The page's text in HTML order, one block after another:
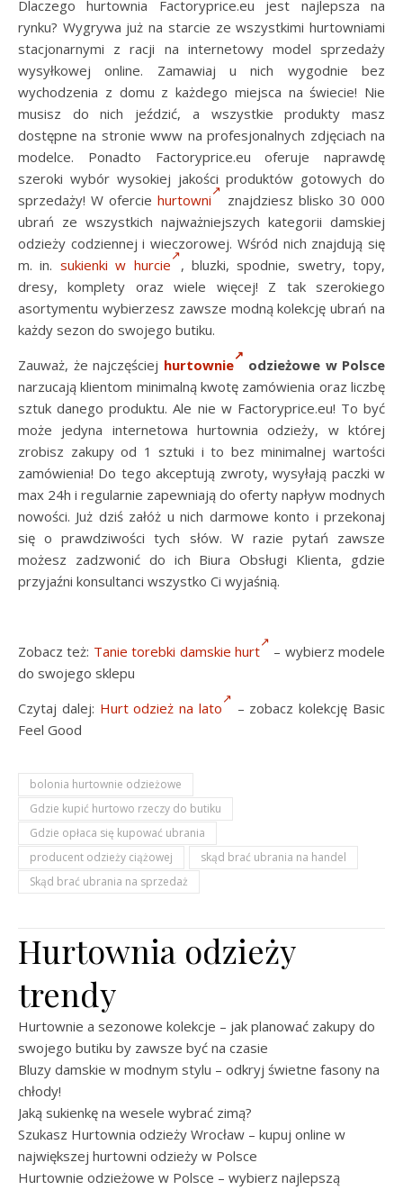
Dlaczego hurtownia Factoryprice.eu jest najlepsza na
rynku? Wygrywa już na starcie ze wszystkimi hurtowniami
stacjonarnymi z racji na internetowy model sprzedaży
wysyłkowej online. Zamawiaj u nich wygodnie bez
wychodzenia z domu z każdego miejsca na świecie! Nie
musisz do nich jeździć, a wszystkie produkty masz
dostępne na stronie www na profesjonalnych zdjęciach na
modelce. Ponadto Factoryprice.eu oferuje naprawdę
szeroki wybór wysokiej jakości produktów gotowych do
sprzedaży! W oferciehurtowni
znajdziesz blisko 30 000
ubrań ze wszystkich najważniejszych kategorii damskiej
odzieży codziennej i wieczorowej. Wśród nich znajdują się
m. in. sukienki w hurcie
, bluzki, spodnie, swetry, topy,
dresy, komplety oraz wiele więcej! Z tak szerokiego
asortymentu wybierzesz zawsze modną kolekcję ubrań na
każdy sezon do swojego butiku.
Zauważ, że najczęściej hurtownie
odzieżowe w Polsce
narzucają klientom minimalną kwotę zamówienia oraz liczbę
sztuk danego produktu. Ale nie w Factoryprice.eu! To być
może jedyna internetowa hurtownia odzieży, w której
zrobisz zakupy od 1 sztuki i to bez minimalnej wartości
zamówienia! Do tego akceptują zwroty, wysyłają paczki w
max 24h i regularnie zapewniają do oferty napływ modnych
nowości. Już dziś załóż u nich darmowe konto i przekonaj
się o prawdziwości tych słów. W razie pytań zawsze
możesz zadzwonić do ich Biura Obsługi Klienta, gdzie
przyjaźni konsultanci wszystko Ci wyjaśnią.
Zobacz też: Tanie torebki damskie hurt
– wybierz modele
do swojego sklepu
Czytaj dalej: Hurt odzież na lato
– zobacz kolekcję Basic
Feel Good
bolonia hurtownie odzieżowe
Gdzie kupić hurtowo rzeczy do butiku
Gdzie opłaca się kupować ubrania
producent odzieży ciążowej
skąd brać ubrania na handel
Skąd brać ubrania na sprzedaż
Hurtownia odzieży
trendy
Hurtownie a sezonowe kolekcje – jak planować zakupy do
swojego butiku by zawsze być na czasie
Bluzy damskie w modnym stylu – odkryj świetne fasony na
chłody!
Jaką sukienkę na wesele wybrać zimą?
Szukasz Hurtownia odzieży Wrocław – kupuj online w
największej hurtowni odzieży w Polsce
Hurtownie odzieżowe w Polsce – wybierz najlepszą